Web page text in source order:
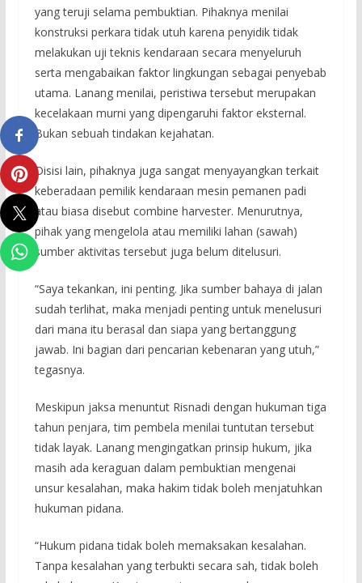
yang teruji selama pembuktian. Pihaknya menilai
konstruksi perkara tidak utuh karena penyidik tidak
melakukan uji teknis kendaraan secara menyeluruh
serta mengabaikan faktor lingkungan sebagai penyebab
utama. Lanang menilai, peristiwa tersebut merupakan
kecelakaan murni yang dipengaruhi faktor eksternal.
Bukan sebuah tindakan kejahatan.
Disisi lain, pihaknya juga sangat menyayangkan terkait
keberadaan pemilik kendaraan mesin pemanen padi
atau biasa disebut combine harvester. Menurutnya,
pihak yang mengelola atau memiliki lahan (sawah)
sumber aktivitas tersebut juga belum ditelusuri.
“Saya tekankan, ini penting. Jika sumber bahaya di jalan
sudah terlihat, maka menjadi penting untuk menelusuri
dari mana itu berasal dan siapa yang bertanggung
jawab. Ini bagian dari pencarian kebenaran yang utuh,”
tegasnya.
Meskipun jaksa menuntut Risnadi dengan hukuman tiga
tahun penjara, tim pembela menilai tuntutan tersebut
tidak layak. Lanang mengingatkan prinsip hukum, jika
masih ada keraguan dalam pembuktian mengenai
unsur kesalahan, maka hakim tidak boleh menjatuhkan
hukuman pidana.
“Hukum pidana tidak boleh memaksakan kesalahan.
Tanpa kesalahan yang terbukti secara sah, tidak boleh